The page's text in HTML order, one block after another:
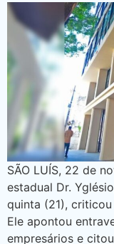
SÃO LUÍS, 22 de
estadual Dr.
quinta (21),
Ele apontou
empresários e